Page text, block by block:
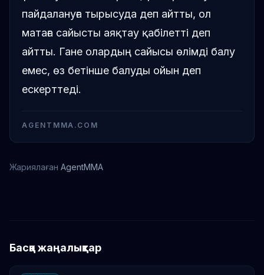
пайдалануға тырысуда деп айтты, ол
матаға сайысты аяқтау қабілетті деп
айтты. Гане олардың сайысы өлімді балу
емес, өз бетінше балуды ойын деп
ескерттеді.
AGENTMMA.COM
Жариялаған AgentMMA
Басқа жаңалықтар